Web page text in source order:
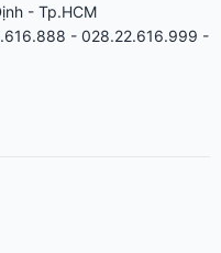
- Tp.HCM
- 028.22.616.999 -